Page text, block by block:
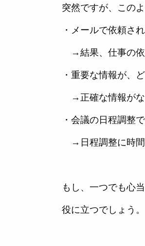
突然ですが、この
・メールで依頼さ
→結果、仕事の依
・重要な情報が、
→正確な情報がな
・会議の日程調整
→日程調整に時間
もし、一つでも心
役に立つでしょう。